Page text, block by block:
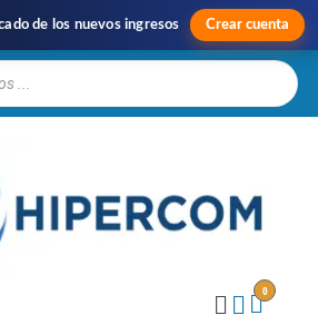
de los nuevos ingresos Crear cuenta
0